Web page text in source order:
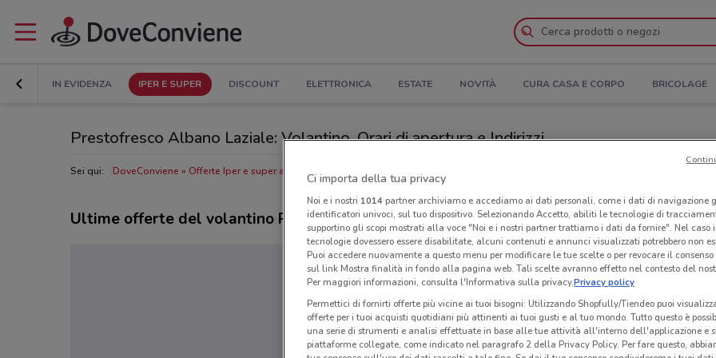
IN EVIDENZA IPER E SUPER DISCOUNT ELETTRONICA ESTATE NOVITÀ CURA CASA E CORPO BRICOLAGE
Prestofresco Albano Laziale: Volantino, Orari di apertura e Indirizzi
Sei qui: DoveConviene Offerte Iper e super a Albano Laziale
Ultime offerte del volantino Prestofresco
Ci importa della tua privacy
Noi e i nostri 1014partner archiviamo e accediamo ai dati personali, come i dati di navigazione
identificatori univoci, sul tuo dispositivo. Selezionando Accetto, abiliti le tecnologie di
supportino gli scopi mostrati alla voce "Noi e i nostri partner trattiamo i dati da fornire". Nel caso
tecnologie dovessero essere disabilitate, alcuni contenuti e annunci visualizzati potrebbero non
Puoi accedere nuovamente a questo menu per modificare le tue scelte o per revocare il
sul link Mostra finalità in fondo alla pagina web. Tali scelte avranno effetto nel contesto del
Per maggiori informazioni, consulta l'Informativa sulla privacy.Privacy policy
Permettici di fornirti offerte più vicine ai tuoi bisogni: Utilizzando Shopfully/Tiendeo puoi
offerte per i tuoi acquisti quotidiani più attinenti ai tuoi gusti e al tuo mondo. Tutto questo è
una serie di strumenti e analisi effettuate in base alle tue attività all'interno dell'applicazione e
piattaforme collegate, come indicato nel paragrafo 2 della Privacy Policy. Per fare questo,